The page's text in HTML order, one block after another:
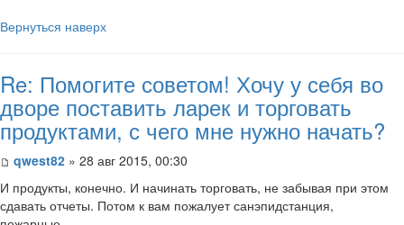
Вернуться наверх
Re: Помогите советом! Хочу у себя во
дворе поставить ларек и торговать
продуктами, с чего мне нужно начать?
qwest82 » 28 авг 2015, 00:30
И продукты, конечно. И начинать торговать, не забывая при этом
сдавать отчеты. Потом к вам пожалует санэпидстанция,